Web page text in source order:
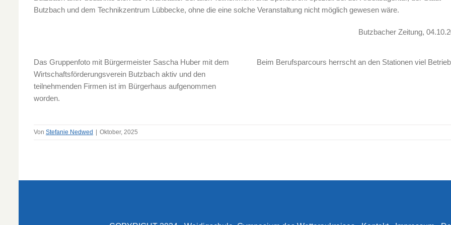
Butzbach und dem Technikzentrum Lübbecke, ohne die eine solche Veranstaltung nicht möglich gewesen wäre.
Butzbacher Zeitung,
Das Gruppenfoto mit Bürgermeister Sascha Huber mit dem
Wirtschaftsförderungsverein Butzbach aktiv und den
teilnehmenden Firmen ist im Bürgerhaus aufgenommen
worden.
Beim Berufsparcours herrscht an den Stationen viel
Von Stefanie Nedwed Oktober, 2025